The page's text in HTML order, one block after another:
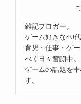
雑記ブロガー。
ゲーム好きな40
育児・仕事・ゲ
べく日々奮闘中。
ゲームの話題を
す。